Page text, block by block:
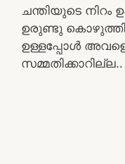
ചന്തിയുടെ നിറം
ഉരുണ്ടു
ഉള്ളപ്പോൾ
സമ്മതിക്കാറില്ല..